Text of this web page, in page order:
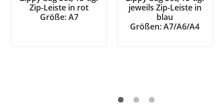
Zip-Leiste in rot
Größe: A7
jeweils Zip-Leiste in
blau
Größen: A7/A6/A4